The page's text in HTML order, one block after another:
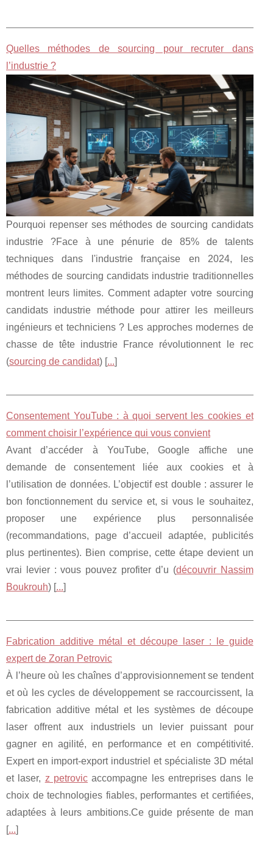
Quelles méthodes de sourcing pour recruter dans
l’industrie ?
Pourquoi repenser ses méthodes de sourcing candidats
industrie ?Face à une pénurie de 85% de talents
techniques dans l'industrie française en 2024, les
méthodes de sourcing candidats industrie traditionnelles
montrent leurs limites. Comment adapter votre sourcing
candidats industrie méthode pour attirer les meilleurs
ingénieurs et techniciens ? Les approches modernes de
chasse de tête industrie France révolutionnent le rec
(sourcing de candidat) [...]
Consentement YouTube : à quoi servent les cookies et
comment choisir l’expérience qui vous convient
Avant d’accéder à YouTube, Google affiche une
demande de consentement liée aux cookies et à
l’utilisation de données. L’objectif est double : assurer le
bon fonctionnement du service et, si vous le souhaitez,
proposer une expérience plus personnalisée
(recommandations, page d’accueil adaptée, publicités
plus pertinentes). Bien comprise, cette étape devient un
vrai levier : vous pouvez profiter d’u (découvrir Nassim
Boukrouh) [...]
Fabrication additive métal et découpe laser : le guide
expert de Zoran Petrovic
À l’heure où les chaînes d’approvisionnement se tendent
et où les cycles de développement se raccourcissent, la
fabrication additive métal et les systèmes de découpe
laser offrent aux industriels un levier puissant pour
gagner en agilité, en performance et en compétitivité.
Expert en import‑export industriel et spécialiste 3D métal
et laser, z petrovicaccompagne les entreprises dans le
choix de technologies fiables, performantes et certifiées,
adaptées à leurs ambitions.Ce guide présente de man
[...]